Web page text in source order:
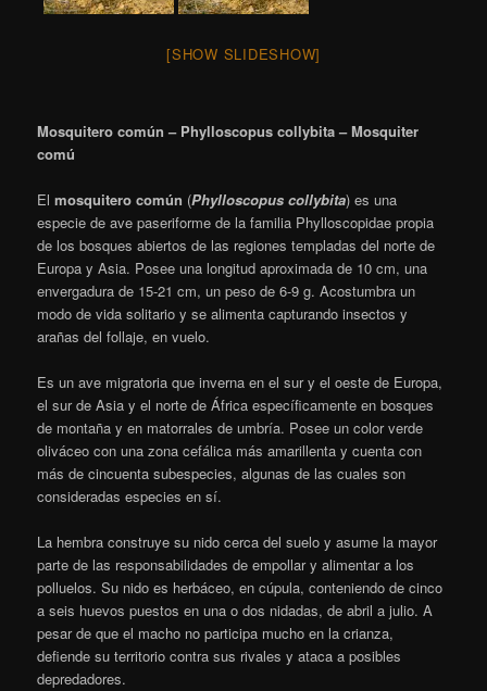
[SHOW SLIDESHOW]
Mosquitero común – Phylloscopus collybita – Mosquiter
comú
Elmosquitero común (Phylloscopus collybita) es una
especie de ave paseriforme de la familia Phylloscopidae propia
de los bosques abiertos de las regiones templadas del norte de
Europa y Asia. Posee una longitud aproximada de 10 cm, una
envergadura de 15-21 cm, un peso de 6-9 g. Acostumbra un
modo de vida solitario y se alimenta capturando insectos y
arañas del follaje, en vuelo.
Es un ave migratoria que inverna en el sur y el oeste de Europa,
el sur de Asia y el norte de África específicamente en bosques
de montaña y en matorrales de umbría. Posee un color verde
oliváceo con una zona cefálica más amarillenta y cuenta con
más de cincuenta subespecies, algunas de las cuales son
consideradas especies en sí.
La hembra construye su nido cerca del suelo y asume la mayor
parte de las responsabilidades de empollar y alimentar a los
polluelos. Su nido es herbáceo, en cúpula, conteniendo de cinco
a seis huevos puestos en una o dos nidadas, de abril a julio. A
pesar de que el macho no participa mucho en la crianza,
defiende su territorio contra sus rivales y ataca a posibles
depredadores.